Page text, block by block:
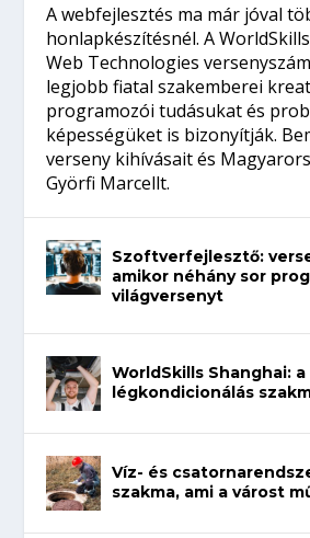
A webfejlesztés ma már jóval
honlapkészítésnél. A
Web Technologies
legjobb fiatal szakemberei
programozói tudásukat és
képességüket is bizonyítják.
verseny kihívásait és
Györfi Marcellt.
Szoftverfejlesztő:
amikor néhány sor
világversenyt
WorldSkills Shanghai:
légkondicionálás
Víz- és
szakma, ami a várost